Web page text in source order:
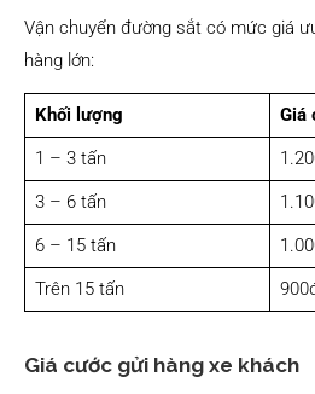
Vận chuyển đường sắt có mức giá
hàng lớn:
Khối lượng
Giá
1 – 3 tấn
3 – 6 tấn
6 – 15 tấn
Trên 15 tấn
Giá cước gửi hàng xe khách